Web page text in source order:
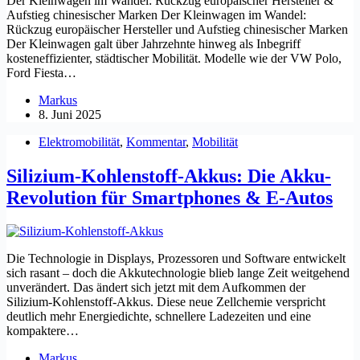
Aufstieg chinesischer Marken Der Kleinwagen im Wandel:
Rückzug europäischer Hersteller und Aufstieg chinesischer Marken
Der Kleinwagen galt über Jahrzehnte hinweg als Inbegriff
kosteneffizienter, städtischer Mobilität. Modelle wie der VW Polo,
Ford Fiesta…
Markus
8. Juni 2025
Elektromobilität, Kommentar, Mobilität
Silizium-Kohlenstoff-Akkus: Die Akku-
Revolution für Smartphones & E-Autos
Die Technologie in Displays, Prozessoren und Software entwickelt
sich rasant – doch die Akkutechnologie blieb lange Zeit weitgehend
unverändert. Das ändert sich jetzt mit dem Aufkommen der
Silizium-Kohlenstoff-Akkus. Diese neue Zellchemie verspricht
deutlich mehr Energiedichte, schnellere Ladezeiten und eine
kompaktere…